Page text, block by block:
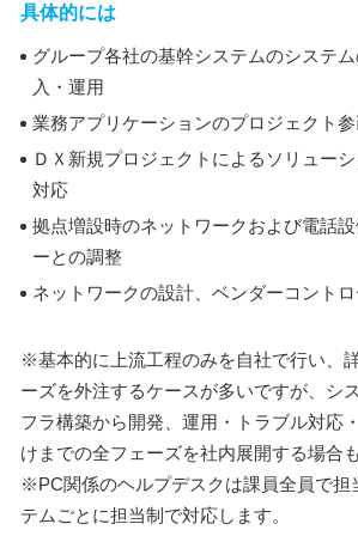
具体的には
グループ各社の基幹システムのシステ
入・運用
業務アプリケーションのプロジェクト
ＤＸ新規プロジェクトによるソリュー
対応
拠点増設時のネットワークおよび電話
ーとの調整
ネットワークの設計、ベンダーコント
※基本的に上流工程のみを自社で行い、
ーズを外注するケースが多いですが、シ
フラ構築から開発、運用・トラブル対応
けまでの全フェーズを社内展開する場合
※PC関係のヘルプデスクは課員全員で担
テムごとに担当制で対応します。